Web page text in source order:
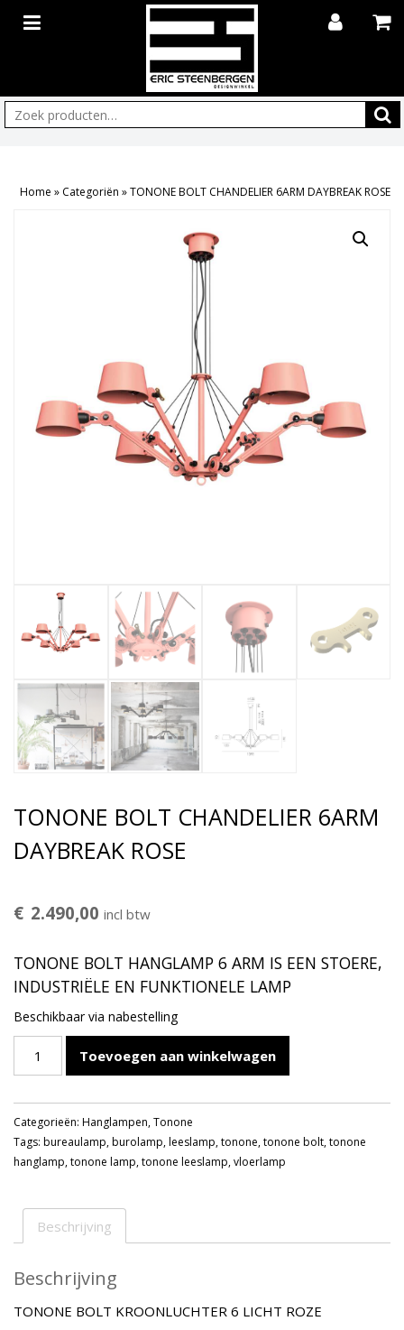
Zoeken:
Home » Categoriën »TONONE BOLT CHANDELIER 6ARM DAYBREAK ROSE
TONONE BOLT CHANDELIER 6ARM
DAYBREAK ROSE
€ 2.490,00 incl btw
TONONE BOLT HANGLAMP 6 ARM IS EEN STOERE,
INDUSTRIËLE EN FUNKTIONELE LAMP
Beschikbaar via nabestelling
BOLT
6ARM
DAYBREAK
ROSE
aantal
Toevoegen aan winkelwagen
Categorieën: Hanglampen,Tonone
Tags: bureaulamp,burolamp,leeslamp,tonone,tonone bolt,tonone
hanglamp,tonone lamp,tonone leeslamp,vloerlamp
Beschrijving
Beschrijving
TONONE BOLT KROONLUCHTER 6 LICHT ROZE